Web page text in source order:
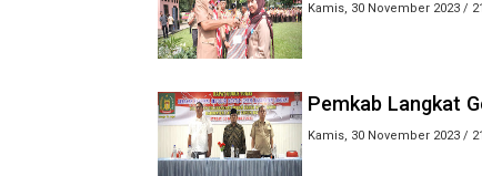
Kamis, 30 November 2023 /
Pemkab Langkat
Kamis, 30 November 2023 /